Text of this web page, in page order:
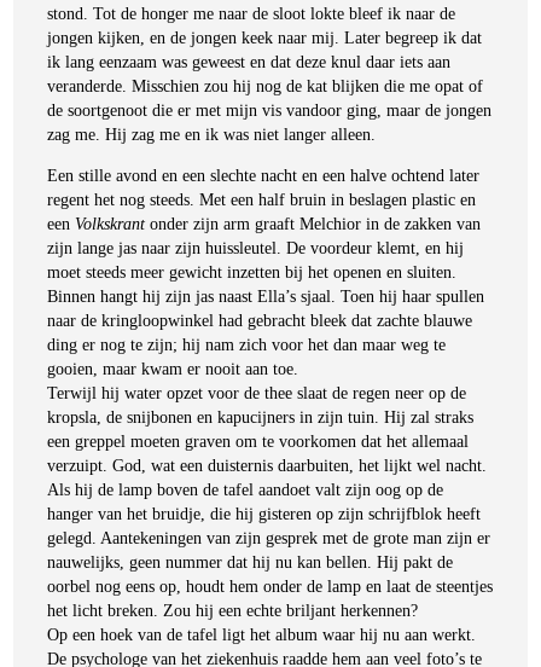
stond. Tot de honger me naar de sloot lokte bleef ik naar de
jongen kijken, en de jongen keek naar mij. Later begreep ik dat
ik lang eenzaam was geweest en dat deze knul daar iets aan
veranderde. Misschien zou hij nog de kat blijken die me opat of
de soortgenoot die er met mijn vis vandoor ging, maar de jongen
zag me. Hij zag me en ik was niet langer alleen.
Een stille avond en een slechte nacht en een halve ochtend later
regent het nog steeds. Met een half bruin in beslagen plastic en
een Volkskrant onder zijn arm graaft Melchior in de zakken van
zijn lange jas naar zijn huissleutel. De voordeur klemt, en hij
moet steeds meer gewicht inzetten bij het openen en sluiten.
Binnen hangt hij zijn jas naast Ella’s sjaal. Toen hij haar spullen
naar de kringloopwinkel had gebracht bleek dat zachte blauwe
ding er nog te zijn; hij nam zich voor het dan maar weg te
gooien, maar kwam er nooit aan toe.
Terwijl hij water opzet voor de thee slaat de regen neer op de
kropsla, de snijbonen en kapucijners in zijn tuin. Hij zal straks
een greppel moeten graven om te voorkomen dat het allemaal
verzuipt. God, wat een duisternis daarbuiten, het lijkt wel nacht.
Als hij de lamp boven de tafel aandoet valt zijn oog op de
hanger van het bruidje, die hij gisteren op zijn schrijfblok heeft
gelegd. Aantekeningen van zijn gesprek met de grote man zijn er
nauwelijks, geen nummer dat hij nu kan bellen. Hij pakt de
oorbel nog eens op, houdt hem onder de lamp en laat de steentjes
het licht breken. Zou hij een echte briljant herkennen?
Op een hoek van de tafel ligt het album waar hij nu aan werkt.
De psychologe van het ziekenhuis raadde hem aan veel foto’s te